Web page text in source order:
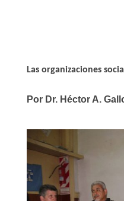
Las organizaciones
Por Dr. Héctor A.